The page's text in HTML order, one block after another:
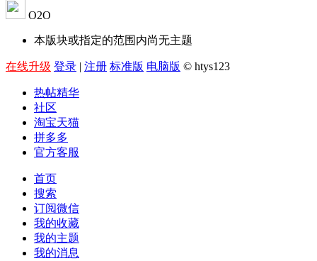
O2O
本版块或指定的范围内尚无主题
在线升级 登录 | 注册 标准版 电脑版 © htys123
热帖精华
社区
淘宝天猫
拼多多
官方客服
首页
搜索
订阅微信
我的收藏
我的主题
我的消息